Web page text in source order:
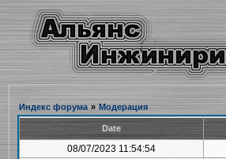
Индекс форума » Модерация
Date
08/07/2023 11:54:54